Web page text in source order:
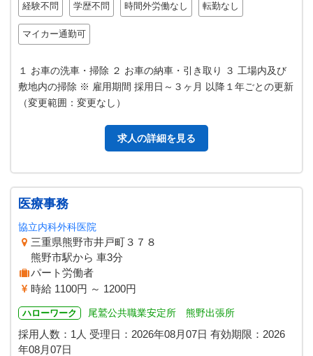
経験不問 学歴不問 時間外労働なし 転勤なし
マイカー通勤可
１ お車の洗車・掃除 ２ お車の納車・引き取り ３ 工場内及び
敷地内の掃除 ※ 雇用期間 採用日～３ヶ月 以降１年ごとの更新
（変更範囲：変更なし）
求人の詳細を見る
医療事務
協立内科外科医院
三重県熊野市井戸町３７８
熊野市駅から 車3分
パート労働者
時給 1100円 ～ 1200円
ハローワーク 尾鷲公共職業安定所 熊野出張所
採用人数：1人 受理日： 2026年08月07日 有効期限： 2026
年08月07日